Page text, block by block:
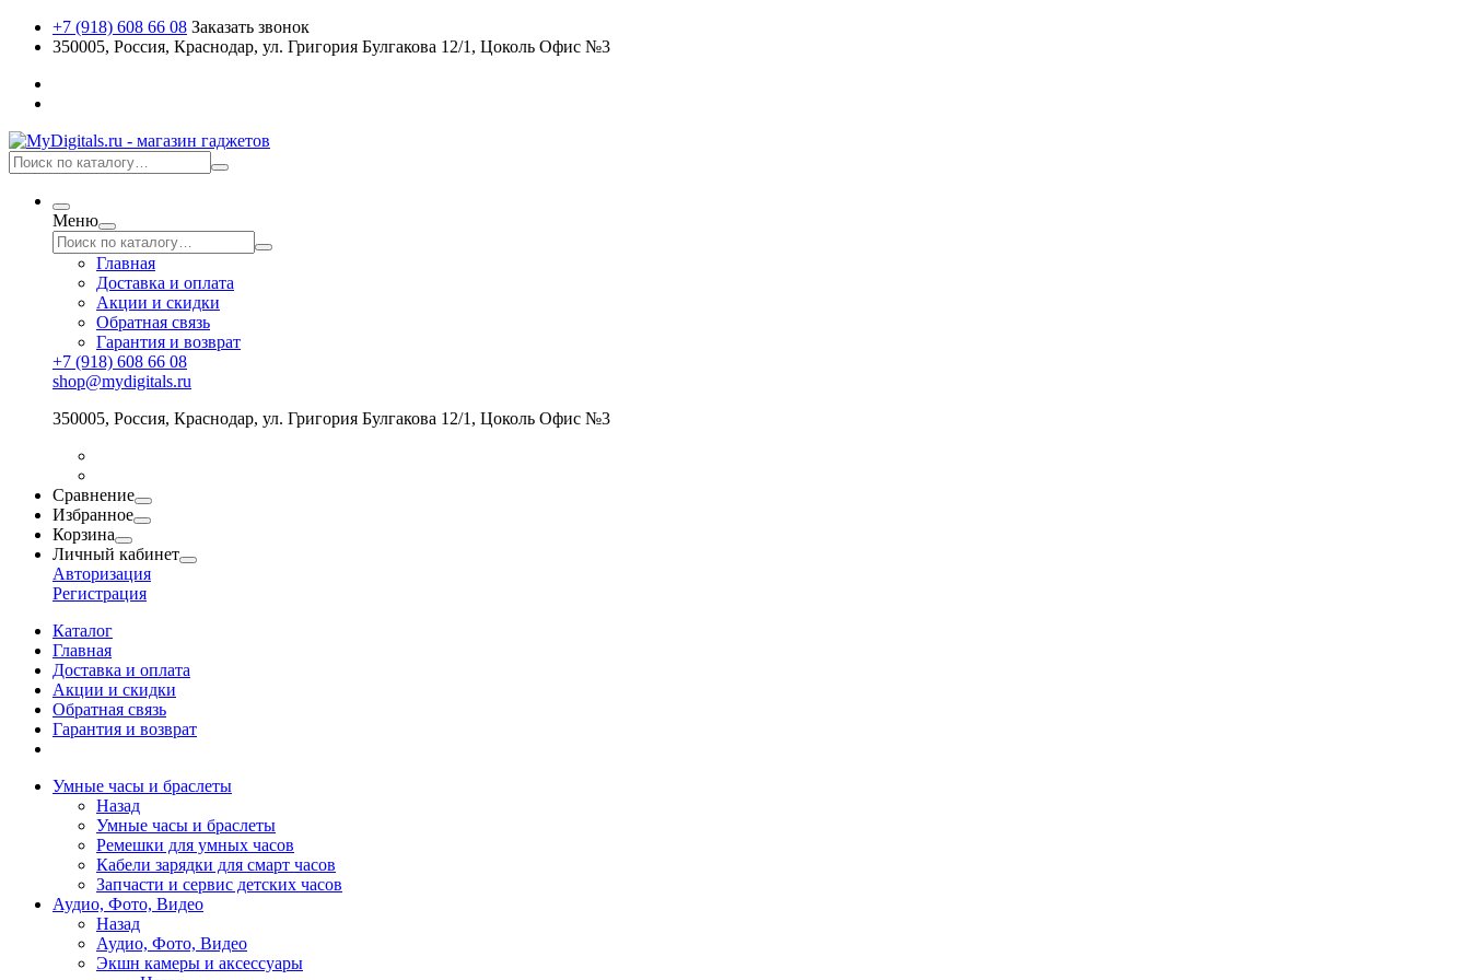
+7 (918) 608 66 08 Заказать звонок
350005, Россия, Краснодар, ул. Григория Булгакова 12/1, Цоколь Офис №3
Меню
Главная
Доставка и оплата
Акции и скидки
Обратная связь
Гарантия и возврат
+7 (918) 608 66 08
shop@mydigitals.ru
350005, Россия, Краснодар, ул. Григория Булгакова 12/1, Цоколь Офис №3
Сравнение
Избранное
Корзина
Личный кабинет
Авторизация
Регистрация
Каталог
Главная
Доставка и оплата
Акции и скидки
Обратная связь
Гарантия и возврат
Умные часы и браслеты
Назад
Умные часы и браслеты
Ремешки для умных часов
Кабели зарядки для смарт часов
Запчасти и сервис детских часов
Аудио, Фото, Видео
Назад
Аудио, Фото, Видео
Экшн камеры и аксессуары